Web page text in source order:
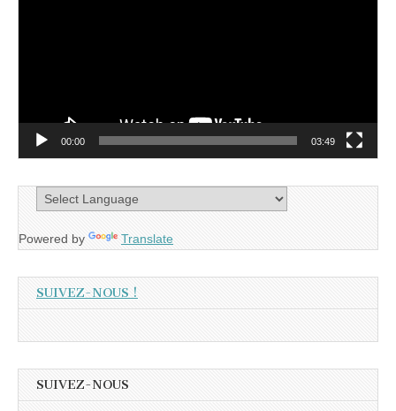
00:00 03:49
Powered by Translate
SUIVEZ-NOUS !
SUIVEZ-NOUS